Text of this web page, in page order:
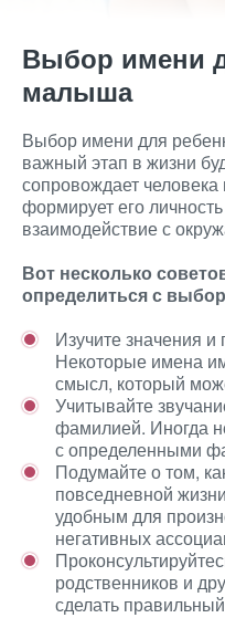
Выбор имени
малыша
Выбор имени для
важный этап в жизни
сопровождает
формирует его
взаимодействие с
Вот несколько
определиться с
Изучите значения
Некоторые имена
смысл, который
Учитывайте
фамилией. Иногда
с определенными
Подумайте о том,
повседневной
удобным для
негативных
родственников и
сделать